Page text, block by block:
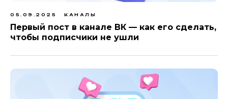
05.09.2025 КАНАЛЫ
Первый пост в канале ВК — как его сделать,
чтобы подписчики не ушли